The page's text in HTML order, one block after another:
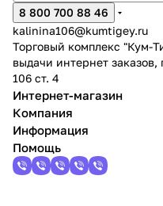
8 800 700 88 46
kalinina106@kumtigey.ru
Торговый комплекс "Кум-
выдачи интернет
106 ст. 4
Интернет-магазин
Компания
Информация
Помощь